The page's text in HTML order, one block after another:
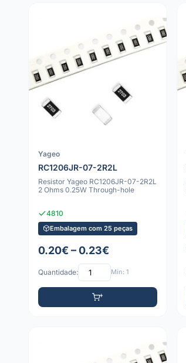
Yageo
RC1206JR-07-2R2L
Resistor Yageo RC1206JR-07-2R2L
2 Ohms 0.25W Through-hole
4810
Embalagem com 25 peças
0.20€ – 0.23€
Quantidade: Mín: 1